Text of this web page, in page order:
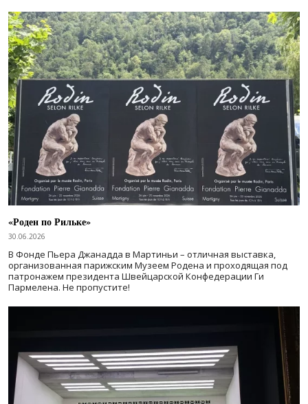
«Роден по Рильке»
30.06.2026
В Фонде Пьера Джанадда в Мартиньи – отличная выставка,
организованная парижским Музеем Родена и проходящая под
патронажем президента Швейцарской Конфедерации Ги
Пармелена. Не пропустите!